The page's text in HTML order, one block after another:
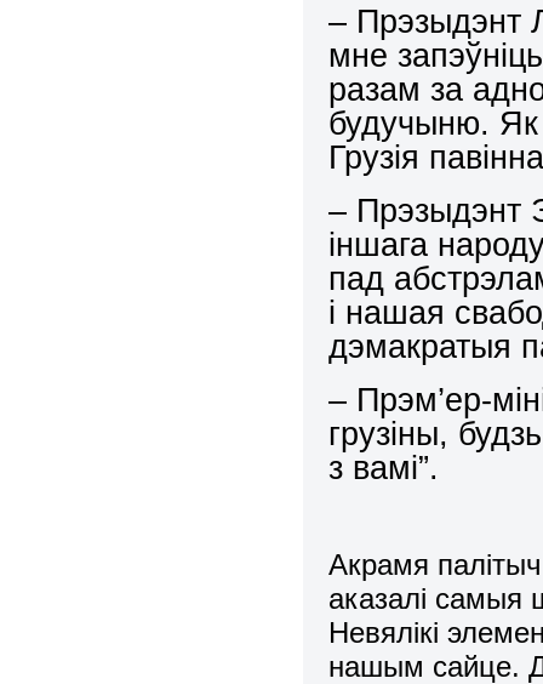
– Прэзыдэнт
мне
разам за
будучыню. Як
Грузія
– Прэзыдэнт
іншага
пад
і нашая
дэмакратыя
– Прэм’ер-
грузіны,
з вамі”.
Акрамя
аказалі самыя
Невялікі
нашым сайце.